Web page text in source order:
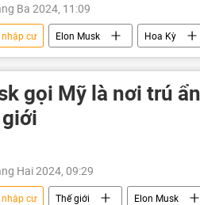
Ba 2024, 11:09
cư Elon Musk Hoa Kỳ
gọi Mỹ là nơi trú
Hai 2024, 09:29
cư Thế giới Elon Musk